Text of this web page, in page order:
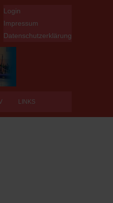
Login
Impressum
Datenschutzerklärung
LINKS